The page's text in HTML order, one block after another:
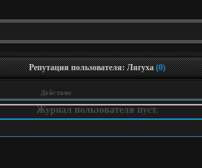
Репутация пользователя: Лягуха(0)
Действие
Журнал пользователя пуст.